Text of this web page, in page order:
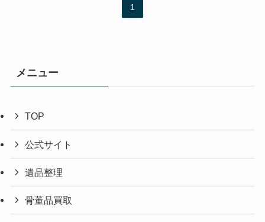
1
メニュー
TOP
公式サイト
遺品整理
骨董品買取